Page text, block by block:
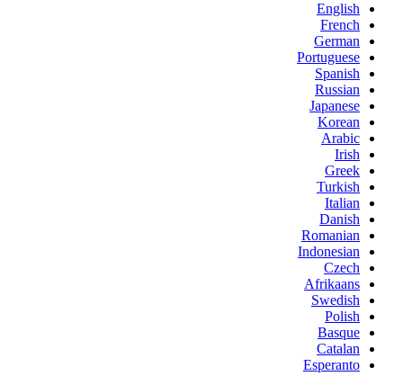
English
French
German
Portuguese
Spanish
Russian
Japanese
Korean
Arabic
Irish
Greek
Turkish
Italian
Danish
Romanian
Indonesian
Czech
Afrikaans
Swedish
Polish
Basque
Catalan
Esperanto